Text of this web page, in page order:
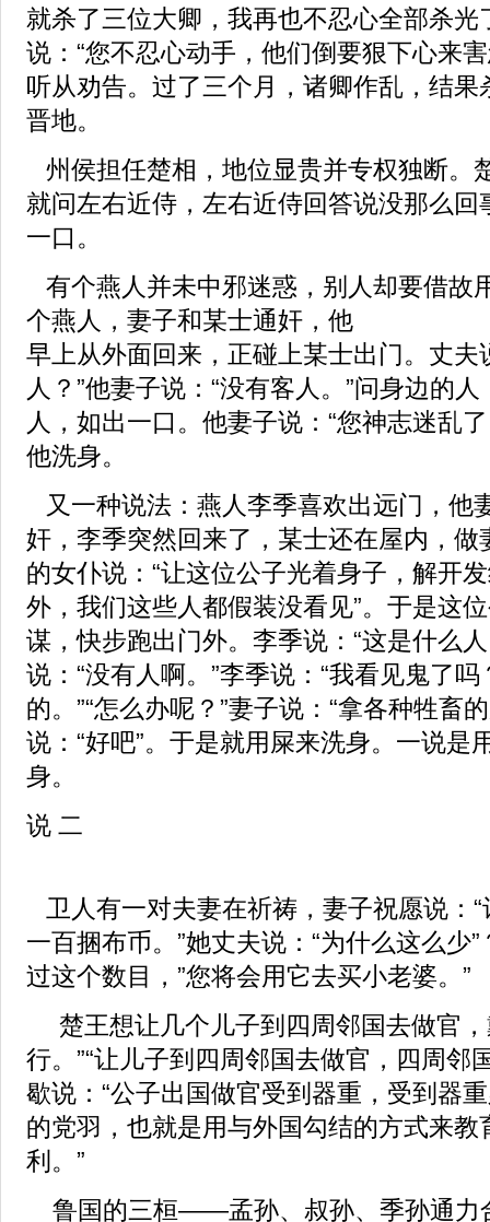
就杀了三位大卿，我再也不忍心全部杀光
说：“您不忍心动手，他们倒要狠下心来
听从劝告。过了三个月，诸卿作乱，结果
晋地。
州侯担任楚相，地位显贵并专权独断。
就问左右近侍，左右近侍回答说没那么回
一口。
有个燕人并未中邪迷惑，别人却要借故
个燕人，妻子和某士通奸，他
早上从外面回来，正碰上某士出门。丈夫
人？”他妻子说：“没有客人。”问身边的
人，如出一口。他妻子说：“您神志迷乱
他洗身。
又一种说法：燕人李季喜欢出远门，他
奸，李季突然回来了，某士还在屋内，做
的女仆说：“让这位公子光着身子，解开
外，我们这些人都假装没看见”。于是这
谋，快步跑出门外。李季说：“这是什么
说：“没有人啊。”李季说：“我看见鬼了吗
的。”“怎么办呢？”妻子说：“拿各种牲畜
说：“好吧”。于是就用屎来洗身。一说是
身。
说 二
卫人有一对夫妻在祈祷，妻子祝愿说：
一百捆布币。”她丈夫说：“为什么这么少
过这个数目，”您将会用它去买小老婆。”
楚王想让几个儿子到四周邻国去做官，
行。”“让儿子到四周邻国去做官，四周邻
歇说：“公子出国做官受到器重，受到器
的党羽，也就是用与外国勾结的方式来教
利。”
鲁国的三桓——孟孙、叔孙、季孙通力